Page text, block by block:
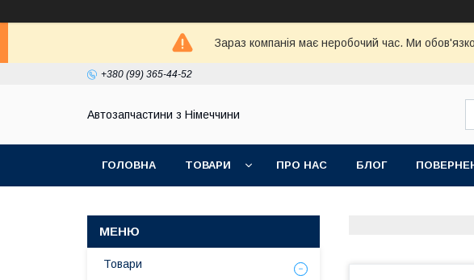
Зараз компанія має неробочий час. Ми
+380 (99) 365-44-52
Автозапчастини з Німеччини
ГОЛОВНА ТОВАРИ ПРО НАС БЛОГ
Товари